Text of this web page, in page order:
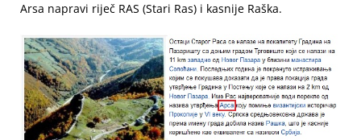
Arsa napravi riječ RAS (Stari Ras) i kasnije Raška.